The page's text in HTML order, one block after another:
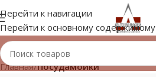
Перейти к навигации
Перейти к основному содержимому
Главная/Посудамойки